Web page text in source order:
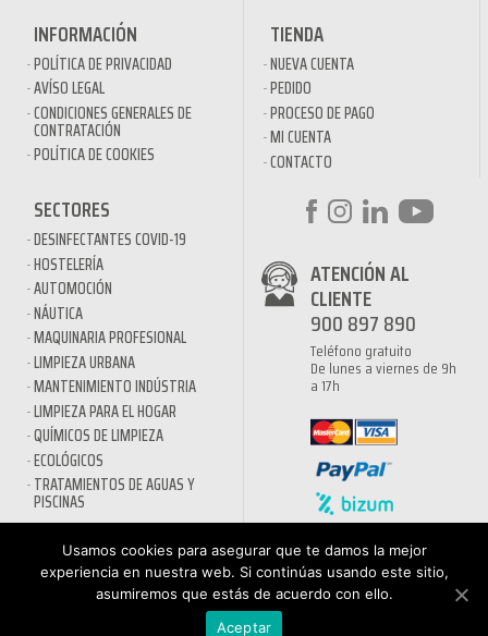
INFORMACIÓN
POLÍTICA DE PRIVACIDAD
AVÍSO LEGAL
CONDICIONES GENERALES DE
CONTRATACIÓN
POLÍTICA DE COOKIES
TIENDA
NUEVA CUENTA
PEDIDO
PROCESO DE PAGO
MI CUENTA
CONTACTO
SECTORES
DESINFECTANTES COVID-19
HOSTELERÍA
AUTOMOCIÓN
NÁUTICA
MAQUINARIA PROFESIONAL
LIMPIEZA URBANA
MANTENIMIENTO INDÚSTRIA
LIMPIEZA PARA EL HOGAR
QUÍMICOS DE LIMPIEZA
ECOLÓGICOS
TRATAMIENTOS DE AGUAS Y
PISCINAS
ATENCIÓN AL
CLIENTE
900 897 890
Teléfono gratuito
De lunes a viernes de 9h
a 17h
Usamos cookies para asegurar que te damos la mejor
experiencia en nuestra web. Si continúas usando este sitio,
asumiremos que estás de acuerdo con ello.
Aceptar